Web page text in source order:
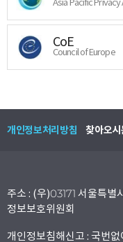
Asia Pacific
CoE
Council of Europe
개인정보처리방침 찾아오시
주소 : (우)03171 서울특별
정보보호위원회
개인정보침해신고 : 국번없